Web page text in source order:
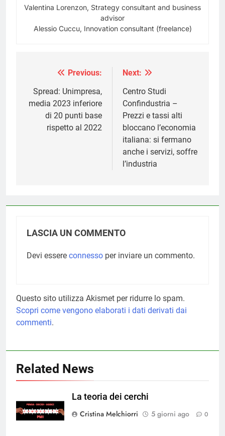
Valentina Lorenzon, Strategy consultant and business
advisor
Navigazione
articoli
Spread: Unimpresa,
media 2023 inferiore
di 20 punti base
Centro Studi
Confindustria –
Prezzi e tassi alti
bloccano l’economia
italiana: si fermano
anche i servizi, soffre
Questo sito utilizza Akismet per ridurre lo spam.
Scopri come vengono elaborati i dati derivati dai
Related News